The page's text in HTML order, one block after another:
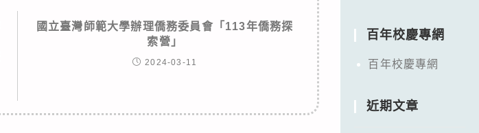
國立臺灣師範大學辦理僑務委員會「113年僑務探
索營」
2024-03-11
百年校慶專網
百年校慶專網
近期文章